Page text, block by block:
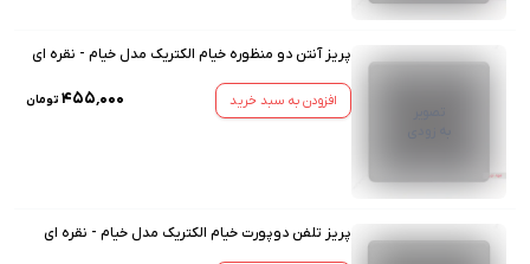
پریز آنتن دو منظوره خیام الکتریک مدل خیام - نقره ای
افزودن به سبد خرید ۴۵۵٬۰۰۰ تومان
پریز تلفن دوپورت خیام الکتریک مدل خیام - نقره ای